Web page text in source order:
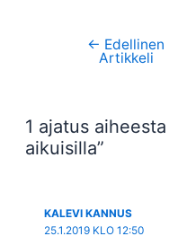
Artikkelien
← Edellinen
Artikkeli
1 ajatus
aikuisilla”
KALEVI KANNUS
25.1.2019 KLO 12:50